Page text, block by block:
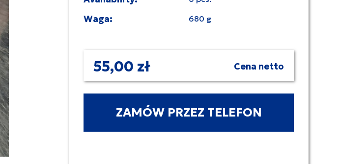
Waga: 680 g
55,00 zł Cena netto
ZAMÓW PRZEZ TELEFON